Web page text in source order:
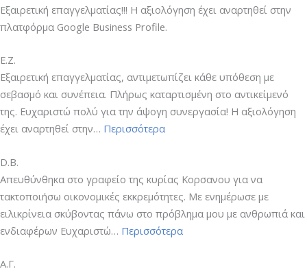
Εξαιρετική επαγγελματίας!!! Η αξιολόγηση έχει αναρτηθεί στην
πλατφόρμα Google Business Profile.
E.Z.
Εξαιρετική επαγγελματίας, αντιμετωπίζει κάθε υπόθεση με
σεβασμό και συνέπεια. Πλήρως καταρτισμένη στο αντικείμενό
της. Ευχαριστώ πολύ για την άψογη συνεργασία! Η αξιολόγηση
έχει αναρτηθεί στην… Περισσότερα“E.Z.”
D.B.
Απευθύνθηκα στο γραφείο της κυρίας Κορσανου για να
τακτοποιήσω οικονομικές εκκρεμότητες. Με ενημέρωσε με
ειλικρίνεια σκύβοντας πάνω στο πρόβλημα μου με ανθρωπιά και
ενδιαφέρων Ευχαριστώ… Περισσότερα“D.B.”
Α.Γ.